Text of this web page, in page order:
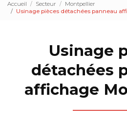
Accueil Secteur
Montpellier
Usinage pièces détachées panneau
Usinage
détachées
affichage